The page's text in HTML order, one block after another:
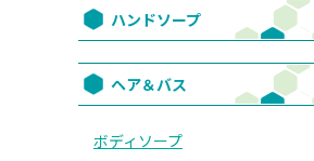
ハンドソープ
ヘア＆バス
ボディソープ